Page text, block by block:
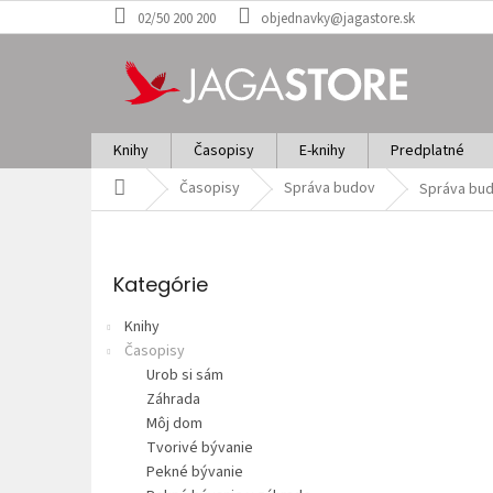
Prejsť
02/50 200 200 objednavky@jagastore.sk
Knihy Časopisy E-knihy
Predplatné
Domov Časopisy Správa budov Správa
kategórie
Kategórie
Knihy
Časopisy
Urob si sám
Záhrada
Môj dom
Tvorivé bývanie
Pekné bývanie